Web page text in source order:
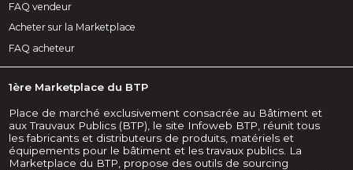
FAQ vendeur
Acheter sur la Marketplace
FAQ acheteur
1ère Marketplace du BTP
Place de marché exclusivement consacrée au Bâtiment et
aux Trauvaux Publics (BTP), le site Infoweb BTP, réunit tous
les fabricants et distributeurs de produits, matériels et
équipements pour le bâtiment et les travaux publics. La
Marketplace du BTP, propose des outils de sourcing